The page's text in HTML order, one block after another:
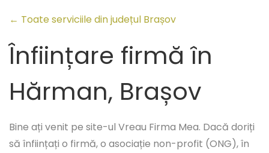
← Toate serviciile din județul Brașov
Înființare firmă în
Hărman, Brașov
Bine ați venit pe site-ul Vreau Firma Mea. Dacă doriți
să înființați o firmă, o asociație non-profit (ONG), în